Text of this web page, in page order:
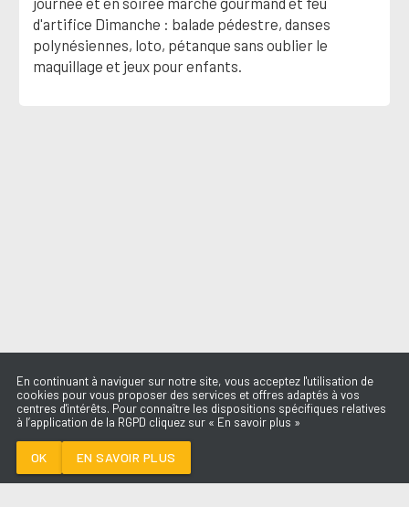
d'artifice Dimanche : balade pédestre, danses
polynésiennes, loto, pétanque sans oublier le
maquillage et jeux pour enfants.
En continuant à naviguer sur notre site, vous acceptez l'utilisation de
cookies pour vous proposer des services et offres adaptés à vos
centres d'intérêts. Pour connaître les dispositions spécifiques relatives
à l’application de la RGPD cliquez sur « En savoir plus »
OK EN SAVOIR PLUS